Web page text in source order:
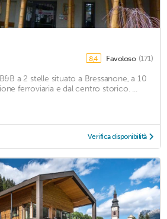
8,4 Favoloso (171)
a 2 stelle situato a Bressanone, a 10
ferroviaria e dal centro storico. ...
Verifica disponibilità